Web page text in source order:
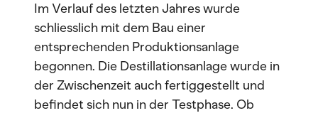
Im Verlauf des letzten Jahres wurde
schliesslich mit dem Bau einer
entsprechenden Produktionsanlage
begonnen. Die Destillationsanlage wurde in
der Zwischenzeit auch fertiggestellt und
befindet sich nun in der Testphase. Ob